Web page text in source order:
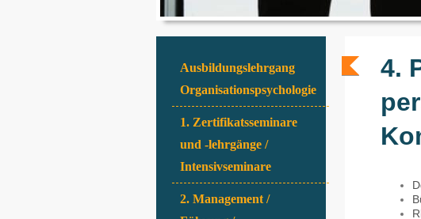
4.
Ausbildungslehrgang
Organisationspsychologie
1. Zertifikatsseminare
und -lehrgänge /
Intensivseminare
2. Management /